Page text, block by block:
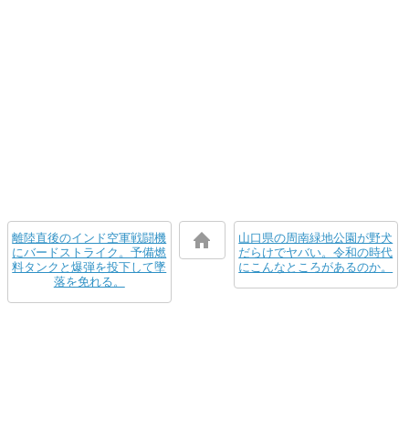
離陸直後のインド空軍戦闘機
にバードストライク。予備燃
料タンクと爆弾を投下して墜
落を免れる。
山口県の周南緑地公園が野犬
だらけでヤバい。令和の時代
にこんなところがあるのか。